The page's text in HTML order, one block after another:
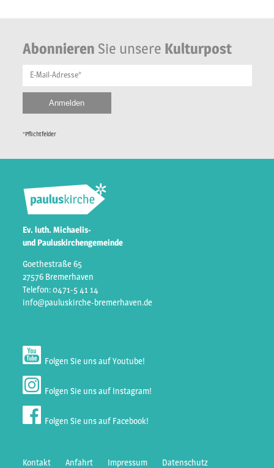
Abonnieren Sie unsere Kulturpost
E-Mail-Adresse*
*Pflichtfelder
Ev. luth. Michaelis-
und Pauluskirchengemeinde
Goethestraße 65
27576 Bremerhaven
Telefon: 0471-5 41 14
info@pauluskirche-bremerhaven.de
Folgen Sie uns auf Youtube!
Folgen Sie uns auf Instagram!
Folgen Sie uns auf Facebook!
Kontakt Anfahrt Impressum Datenschutz